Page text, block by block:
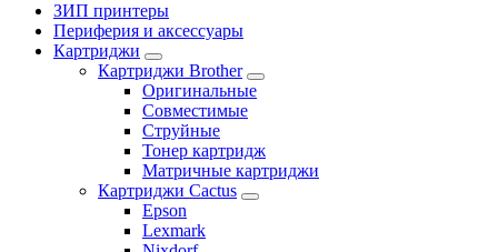
ЗИП принтеры
Периферия и аксессуары
Картриджи
Картриджи Brother
Оригинальные
Совместимые
Струйные
Тонер картридж
Матричные картриджи
Картриджи Cactus
Epson
Lexmark